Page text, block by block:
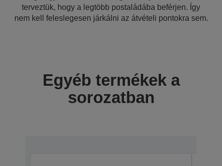
terveztük, hogy a legtöbb postaládába beférjen. Így
nem kell feleslegesen járkálni az átvételi pontokra sem.
Egyéb termékek a
sorozatban